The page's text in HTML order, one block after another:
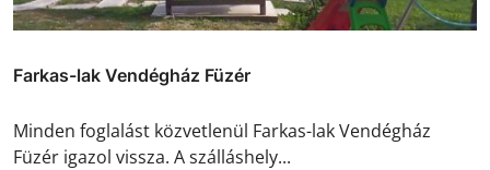
Farkas-lak Vendégház Füzér
Minden foglalást közvetlenül Farkas-lak Vendégház
Füzér igazol vissza. A szálláshely...